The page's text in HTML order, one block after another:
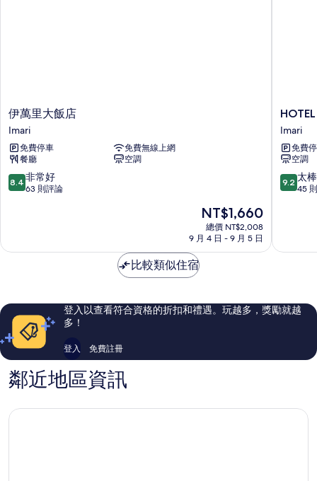
伊
萬
里
大
飯
店
Imari
伊萬里大飯店
Imari
免費停車
免費無線上網
餐廳
空調
8.4
分，
非
則
評
8.4 非常好
63 則評論
現
在
價
NT$1,660
總價 NT$2,008
9 月 4 日 - 9 月 5 日
HOTEL
WIN
Imari
Imari
免費
空調
9.2
分，
太
則
評
9.2 太
45
比較類似住宿
登入以查看符合資格的折扣和禮遇。玩越多，獎勵就越
多！
登入 免費註冊
鄰近地區資訊